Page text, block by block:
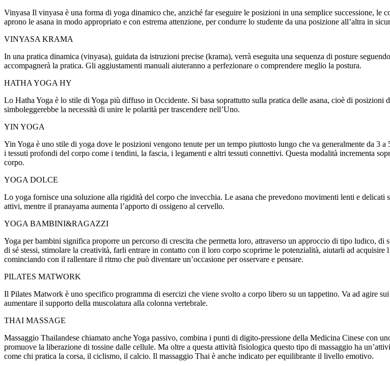
Vinyasa Il vinyasa è una forma di yoga dinamico che, anziché far eseguire le posizioni in una semplice successione,
aprono le asana in modo appropriato e con estrema attenzione, per condurre lo studente da una posizione all’altra in
VINYASA KRAMA
In una pratica dinamica (vinyasa), guidata da istruzioni precise (krama), verrà eseguita una sequenza di posture
accompagnerà la pratica. Gli aggiustamenti manuali aiuteranno a perfezionare o comprendere meglio la postura.
HATHA YOGA HY
Lo Hatha Yoga è lo stile di Yoga più diffuso in Occidente. Si basa soprattutto sulla pratica delle asana, cioè di
simboleggerebbe la necessità di unire le polarità per trascendere nell’Uno.
YIN YOGA
Yin Yoga è uno stile di yoga dove le posizioni vengono tenute per un tempo piuttosto lungo che va generalmente da 3
i tessuti profondi del corpo come i tendini, la fascia, i legamenti e altri tessuti connettivi. Questa modalità incrementa
corpo.
YOGA DOLCE
Lo yoga fornisce una soluzione alla rigidità del corpo che invecchia. Le asana che prevedono movimenti lenti e
attivi, mentre il pranayama aumenta l’apporto di ossigeno al cervello.
YOGA BAMBINI&RAGAZZI
Yoga per bambini significa proporre un percorso di crescita che permetta loro, attraverso un approccio di tipo ludico, di
di sé stessi, stimolare la creatività, farli entrare in contatto con il loro corpo scoprirne le potenzialità, aiutarli ad
cominciando con il rallentare il ritmo che può diventare un’occasione per osservare e pensare.
PILATES MATWORK
Il Pilates Matwork è uno specifico programma di esercizi che viene svolto a corpo libero su un tappetino. Va ad agire
aumentare il supporto della muscolatura alla colonna vertebrale.
THAI MASSAGE
Massaggio Thailandese chiamato anche Yoga passivo, combina i punti di digito-pressione della Medicina Cinese con
promuove la liberazione di tossine dalle cellule. Ma oltre a questa attività fisiologica questo tipo di massaggio ha
come chi pratica la corsa, il ciclismo, il calcio. Il massaggio Thai è anche indicato per equilibrante il livello emotivo.